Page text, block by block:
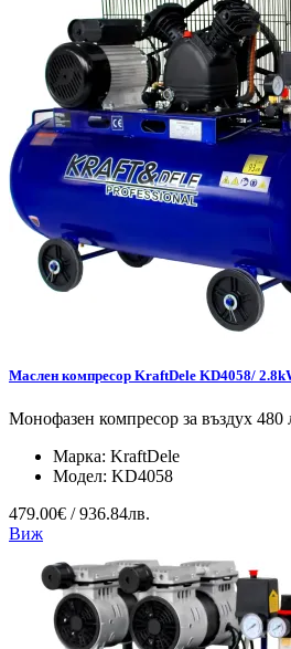
Маслен компресор KraftDele KD4058/
Монофазен компресор за въздух 480
Марка: KraftDele
Модел: KD4058
479.00€ / 936.84лв.
Виж